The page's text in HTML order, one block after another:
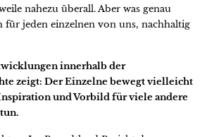
nahezu überall. Aber was genau
für jeden einzelnen von uns, nachhaltig
innerhalb der
zeigt: Der Einzelne bewegt vielleicht
und Vorbild für viele andere